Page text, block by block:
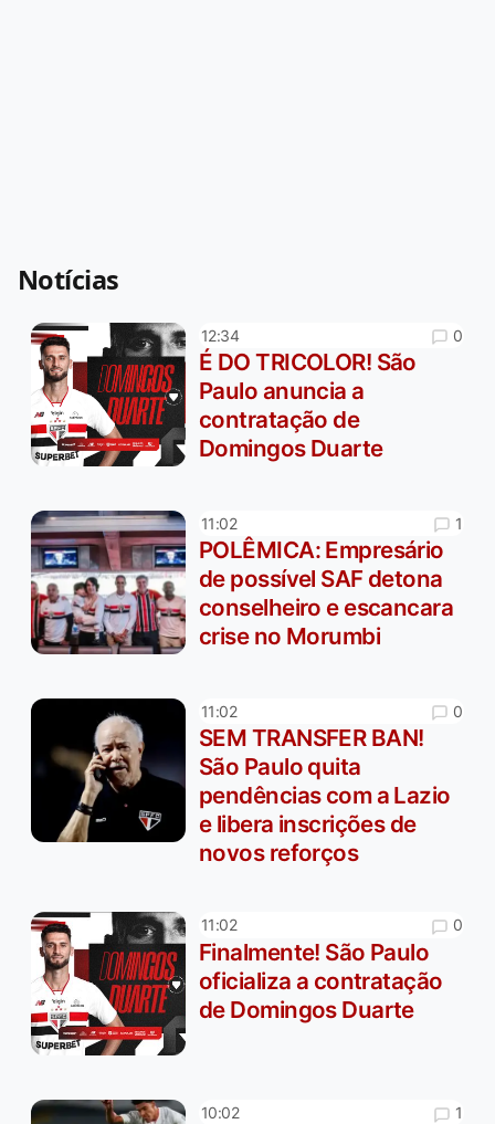
Notícias
12:34 0
É DO TRICOLOR! São
Paulo anuncia a
contratação de
Domingos Duarte
11:02 1
POLÊMICA: Empresário
de possível SAF detona
conselheiro e escancara
crise no Morumbi
11:02 0
SEM TRANSFER BAN!
São Paulo quita
pendências com a Lazio
e libera inscrições de
novos reforços
11:02 0
Finalmente! São Paulo
oficializa a contratação
de Domingos Duarte
10:02 1